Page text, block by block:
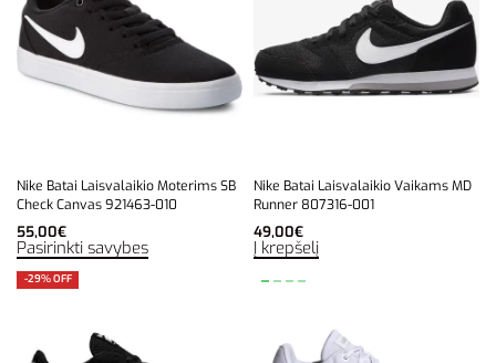
Nike Batai Laisvalaikio Moterims SB
Check Canvas 921463-010
55,00€
Pasirinkti savybes
Nike Batai Laisvalaikio Vaikams MD
Runner 807316-001
49,00€
Į krepšelį
-29% OFF